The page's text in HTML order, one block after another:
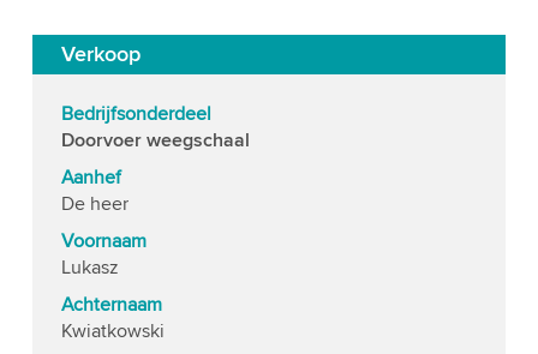
Verkoop
Bedrijfsonderdeel
Doorvoer weegschaal
Aanhef
De heer
Voornaam
Lukasz
Achternaam
Kwiatkowski